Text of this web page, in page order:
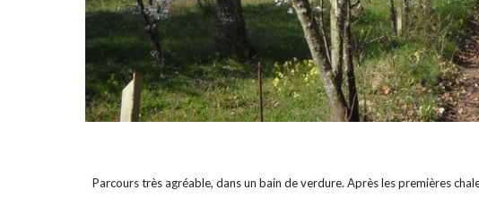
Parcours très agréable, dans un bain de verdure. Après les premières